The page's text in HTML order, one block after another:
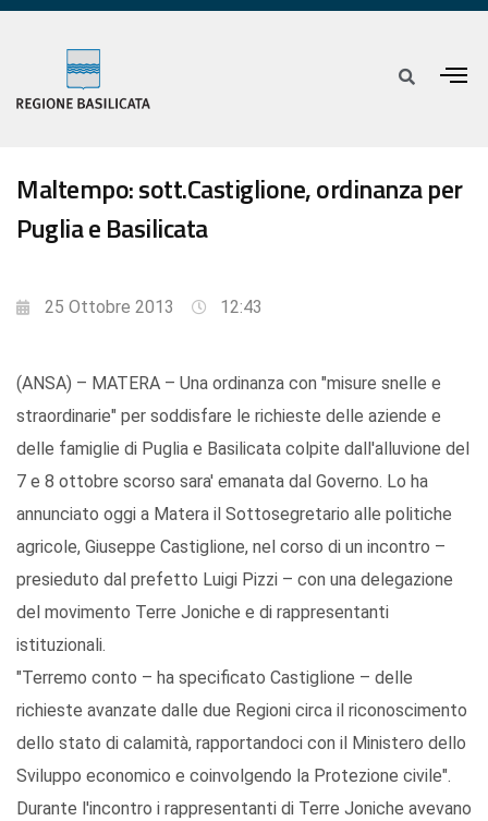
Maltempo: sott.Castiglione, ordinanza per
Puglia e Basilicata
25 Ottobre 2013 12:43
(ANSA) – MATERA – Una ordinanza con "misure snelle e
straordinarie" per soddisfare le richieste delle aziende e
delle famiglie di Puglia e Basilicata colpite dall'alluvione del
7 e 8 ottobre scorso sara' emanata dal Governo. Lo ha
annunciato oggi a Matera il Sottosegretario alle politiche
agricole, Giuseppe Castiglione, nel corso di un incontro –
presieduto dal prefetto Luigi Pizzi – con una delegazione
del movimento Terre Joniche e di rappresentanti
istituzionali.
"Terremo conto – ha specificato Castiglione – delle
richieste avanzate dalle due Regioni circa il riconoscimento
dello stato di calamità, rapportandoci con il Ministero dello
Sviluppo economico e coinvolgendo la Protezione civile".
Durante l'incontro i rappresentanti di Terre Joniche avevano